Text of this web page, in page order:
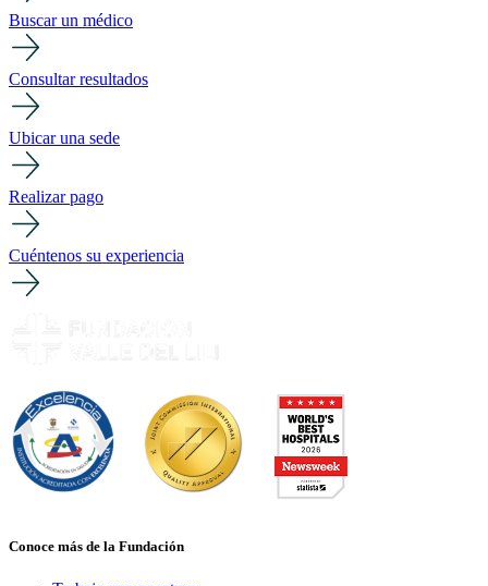
Buscar un médico
Consultar resultados
Ubicar una sede
Realizar pago
Cuéntenos su experiencia
Conoce más de la Fundación